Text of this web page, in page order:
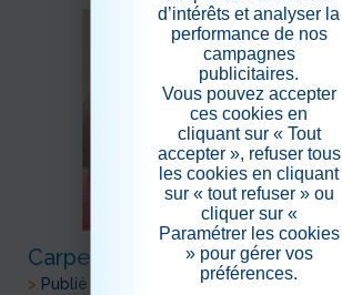
Carpeaux donne le "LA"
> Publié le 26/03/2026
d’intérêts et analyser la
performance de nos
campagnes
publicitaires.
Vous pouvez accepter
ces cookies en
cliquant sur « Tout
accepter », refuser tous
les cookies en cliquant
sur « tout refuser » ou
cliquer sur «
Paramétrer les cookies
» pour gérer vos
préférences.